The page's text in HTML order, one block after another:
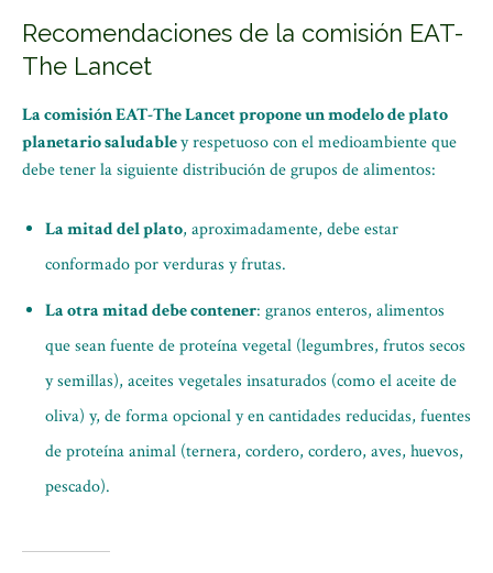
Recomendaciones de la comisión EAT-
The Lancet
La comisión EAT-The Lancet propone un modelo de plato
planetario saludabley respetuoso con el medioambiente que
debe tener la siguiente distribución de grupos de alimentos:
La mitad del plato, aproximadamente, debe estar
conformado por verduras y frutas.
La otra mitad debe contener: granos enteros, alimentos
que sean fuente de proteína vegetal (legumbres, frutos secos
y semillas), aceites vegetales insaturados (como el aceite de
oliva) y, de forma opcional y en cantidades reducidas, fuentes
de proteína animal (ternera, cordero, cordero, aves, huevos,
pescado).